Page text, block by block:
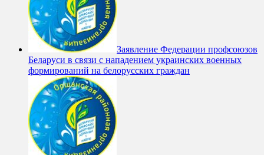
Заявление Федерации профсоюзов
Беларуси в связи с нападением украинских военных
формирований на белорусских граждан